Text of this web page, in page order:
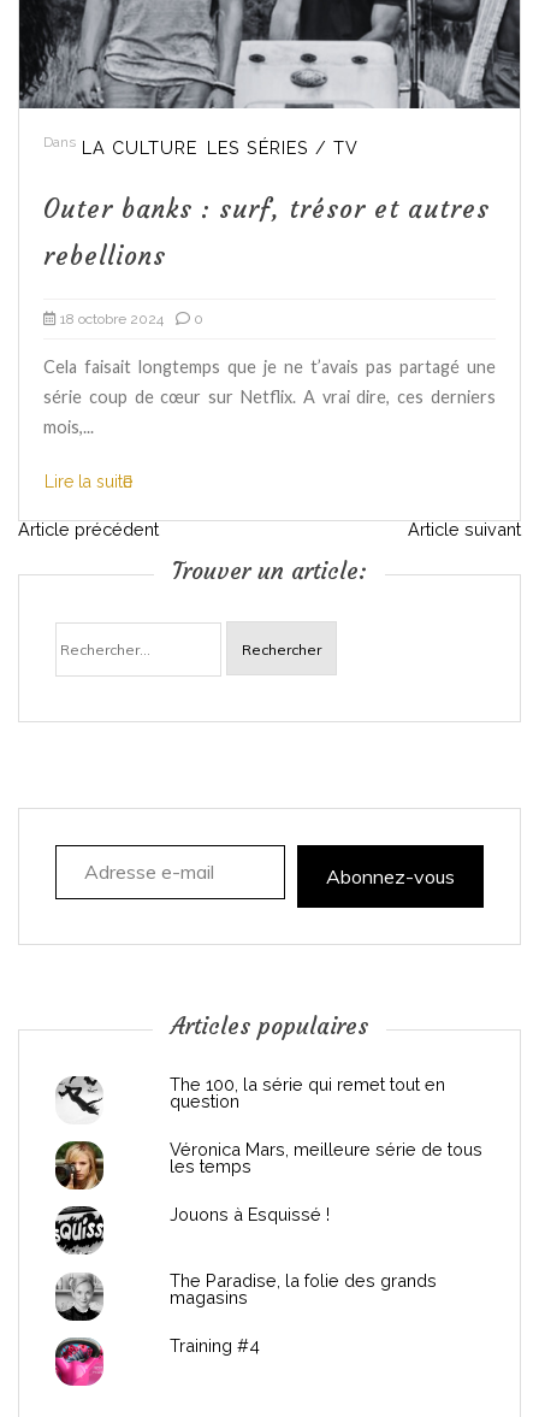
Dans LA CULTURE LES SÉRIES / TV
Outer banks : surf, trésor et autres
rebellions
18 octobre 2024 0
Cela faisait longtemps que je ne t’avais pas partagé une
série coup de cœur sur Netflix. A vrai dire, ces derniers
mois,...
Lire la suite
N
i
a
n
Article précédent Article suivant
Trouver un article:
Rechercher :
Adresse e-mail
Abonnez-vous
Articles populaires
The 100, la série qui remet tout en
question
Véronica Mars, meilleure série de tous
les temps
Jouons à Esquissé !
The Paradise, la folie des grands
magasins
Training #4